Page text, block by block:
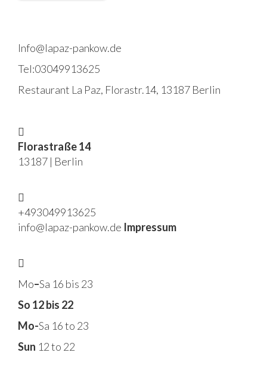
Info@lapaz-pankow.de
Tel:03049913625
Restaurant La Paz, Florastr.14, 13187 Berlin
Florastraße 14
13187 | Berlin
+493049913625
info@lapaz-pankow.de Impressum
Mo–Sa 16 bis 23
So 12 bis 22
Mo-Sa 16 to 23
Sun 12 to 22